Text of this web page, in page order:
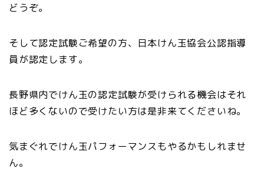
どうぞ。
そして認定試験ご希望の方、日本けん玉協会公認指導
員が認定します。
長野県内でけん玉の認定試験が受けられる機会はそれ
ほど多くないので受けたい方は是非来てくださいね。
気まぐれでけん玉パフォーマンスもやるかもしれませ
ん。